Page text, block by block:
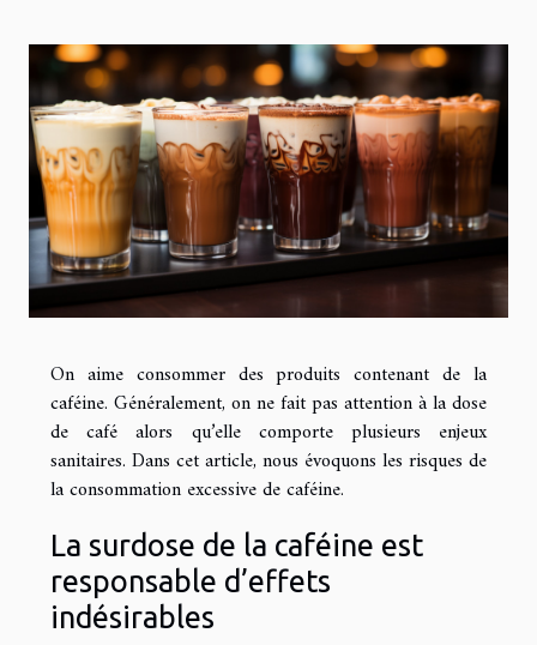
On aime consommer des produits contenant de la
caféine. Généralement, on ne fait pas attention à la dose
de café alors qu’elle comporte plusieurs enjeux
sanitaires. Dans cet article, nous évoquons les risques de
la consommation excessive de caféine.
La surdose de la caféine est
responsable d’effets
indésirables